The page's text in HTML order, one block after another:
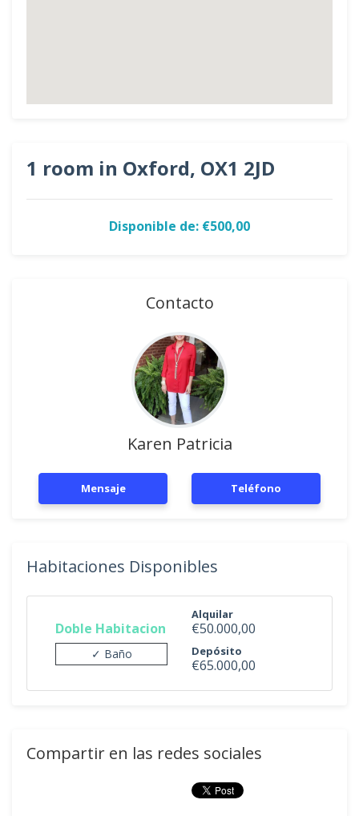
1 room in Oxford, OX1 2JD
Disponible de: €500,00
Contacto
Karen Patricia
Mensaje Teléfono
Habitaciones Disponibles
Doble Habitacion
✓ Baño
Alquilar
€50.000,00
Depósito
€65.000,00
Compartir en las redes sociales